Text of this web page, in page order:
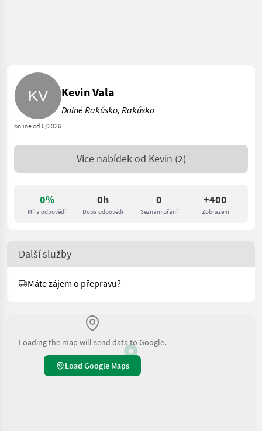
0%
Míra odpovědí
0h
Doba odpovědi
0
Seznam přání
+400
Zobrazení
online od 6/2026
Kevin Vala
Dolné Rakúsko, Rakúsko
Více nabídek od Kevin (2)
Další služby
Máte zájem o přepravu?
Loading the map will send data to Google.
Load Google Maps